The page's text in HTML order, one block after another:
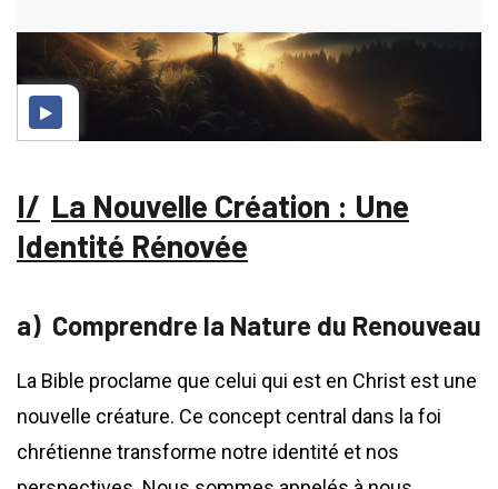
La Nouvelle Création : Une
Identité Rénovée
Comprendre la Nature du Renouveau
La Bible proclame que celui qui est en Christ est une
nouvelle créature. Ce concept central dans la foi
chrétienne transforme notre identité et nos